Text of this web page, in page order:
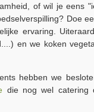
of wil je eens
Doe
ervaring.
en we koken
hebben we
die nog wel catering